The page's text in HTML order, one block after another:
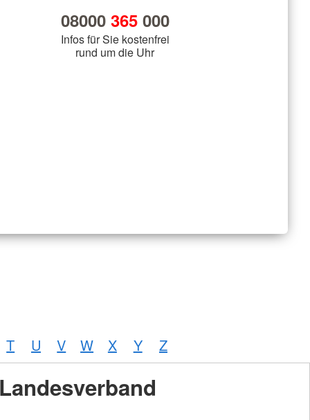
08000 365000
Infos für Sie kostenfrei
rund um die Uhr
T U V W X Y Z
Landesverband